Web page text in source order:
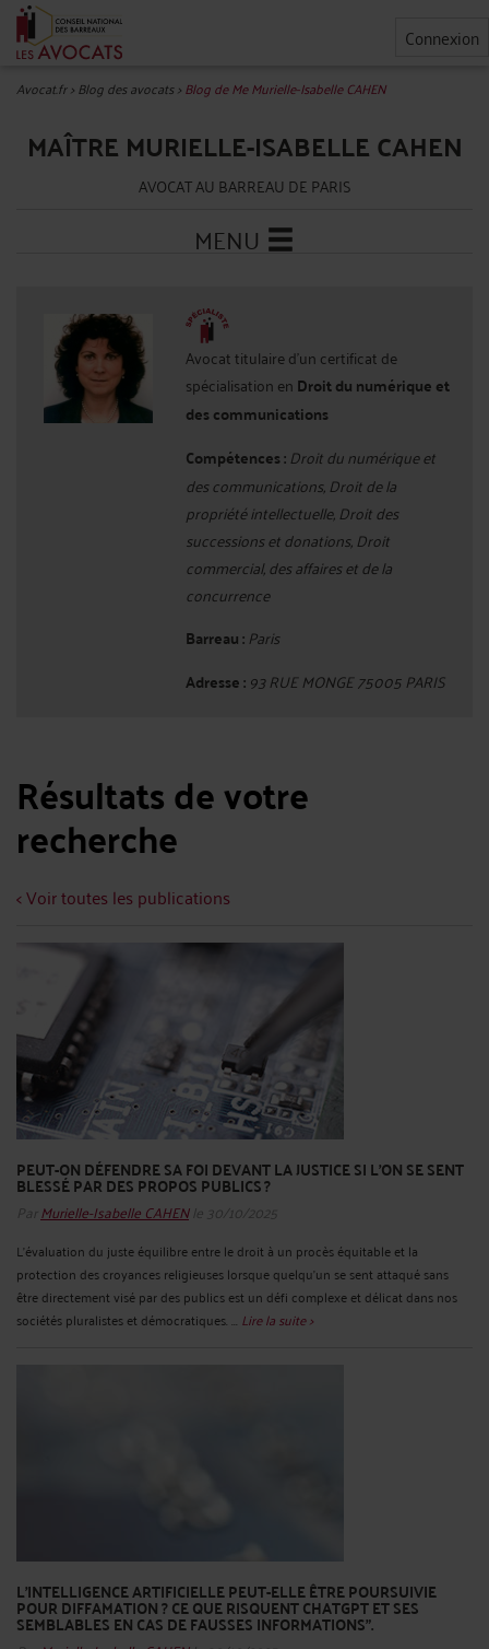
Connexion
Avocat.fr>Blog des avocats>Blog de Me Murielle-Isabelle CAHEN
MAÎTRE MURIELLE-ISABELLE CAHEN
AVOCAT AU BARREAU DE PARIS
MENU
Avocat titulaire d'un certificat de
spécialisation en Droit du numérique et
des communications
Compétences : Droit du numérique et
des communications, Droit de la
propriété intellectuelle, Droit des
successions et donations, Droit
commercial, des affaires et de la
concurrence
Barreau : Paris
Adresse : 93 RUE MONGE 75005 PARIS
Résultats de votre
recherche
< Voir toutes les publications
PEUT-ON DÉFENDRE SA FOI DEVANT LA JUSTICE SI L’ON SE SENT
BLESSÉ PAR DES PROPOS PUBLICS ?
Par Murielle-Isabelle CAHENle 30/10/2025
L'évaluation du juste équilibre entre le droit à un procès équitable et la
protection des croyances religieuses lorsque quelqu'un se sent attaqué sans
être directement visé par des publics est un défi complexe et délicat dans nos
sociétés pluralistes et démocratiques. ... Lire la suite >
L’INTELLIGENCE ARTIFICIELLE PEUT-ELLE ÊTRE POURSUIVIE
POUR DIFFAMATION ? CE QUE RISQUENT CHATGPT ET SES
SEMBLABLES EN CAS DE FAUSSES INFORMATIONS”.